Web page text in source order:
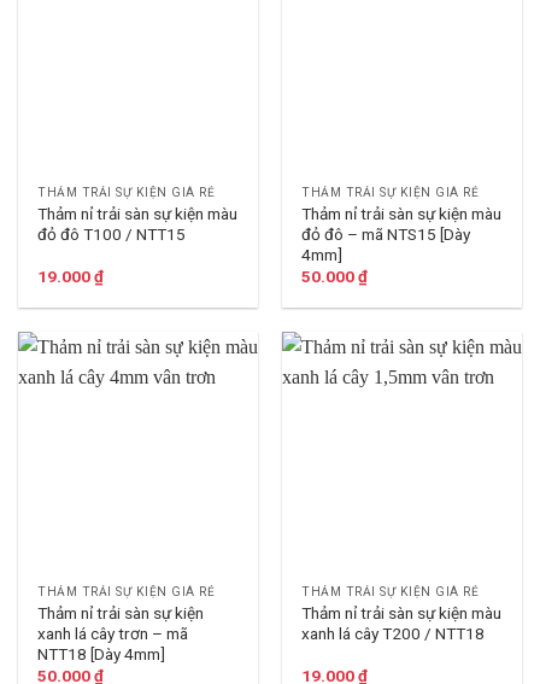
THẢM TRẢI SỰ KIỆN GIÁ RẺ
Thảm nỉ trải sàn sự kiện màu
đỏ đô T100 / NTT15
19.000₫
THẢM TRẢI SỰ KIỆN GIÁ RẺ
Thảm nỉ trải sàn sự kiện màu
đỏ đô – mã NTS15 [Dày
4mm]
50.000₫
THẢM TRẢI SỰ KIỆN GIÁ RẺ
Thảm nỉ trải sàn sự kiện
xanh lá cây trơn – mã
NTT18 [Dày 4mm]
50.000₫
THẢM TRẢI SỰ KIỆN GIÁ RẺ
Thảm nỉ trải sàn sự kiện màu
xanh lá cây T200 / NTT18
19.000₫